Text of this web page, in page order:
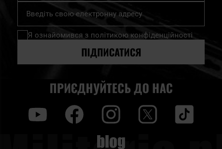
Підпишіться
нашу
розсилку
Я ознайомився з політикою конфіденційності
ПІДПИСАТИСЯ
ПРИЄДНУЙТЕСЬ ДО НАС
Blog